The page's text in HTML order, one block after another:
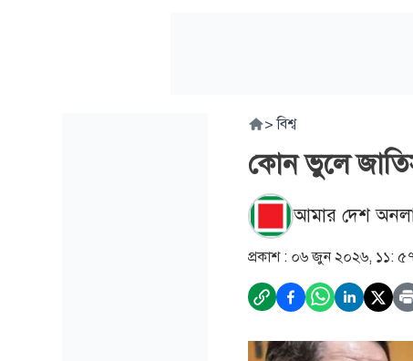
> বিশ্ব
কোন ভুলে
আমার দেশ
প্রকাশ : ০৬ জুন ২০২৬, ১১: